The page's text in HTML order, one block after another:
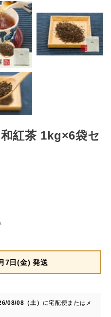
紅茶 1kg×6袋セ
7日(金) 発送
08/08（土） に宅配便またはメ